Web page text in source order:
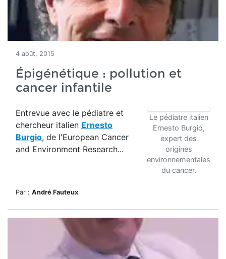
4 août, 2015
Épigénétique : pollution et
cancer infantile
Le pédiatre italien
Ernesto Burgio,
expert des
origines
environnementales
du cancer.
Entrevue avec le pédiatre et
chercheur italien Ernesto
Burgio, de l'European Cancer
and Environment Research...
Par : André Fauteux